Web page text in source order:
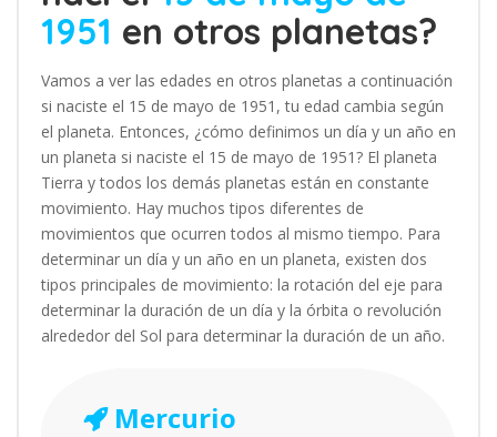
1951 en otros planetas?
Vamos a ver las edades en otros planetas a continuación
si naciste el 15 de mayo de 1951, tu edad cambia según
el planeta. Entonces, ¿cómo definimos un día y un año en
un planeta si naciste el 15 de mayo de 1951? El planeta
Tierra y todos los demás planetas están en constante
movimiento. Hay muchos tipos diferentes de
movimientos que ocurren todos al mismo tiempo. Para
determinar un día y un año en un planeta, existen dos
tipos principales de movimiento: la rotación del eje para
determinar la duración de un día y la órbita o revolución
alrededor del Sol para determinar la duración de un año.
Mercurio